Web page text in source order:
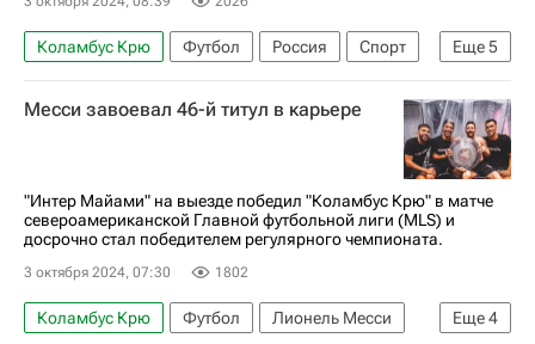
Еще5
Коламбус Крю Футбол Россия
Спорт
Аргентина
Лионель Месси
Интер
Facebook
Major League Soccer 2025
Месси завоевал 46-й титул в карьере
"Интер Майами" на выезде победил "Коламбус Крю" в матче
североамериканской Главной футбольной лиги (MLS) и
досрочно стал победителем регулярного чемпионата.
3 октября 2024, 07:30 1802
Еще4
Коламбус Крю Футбол
Лионель Месси